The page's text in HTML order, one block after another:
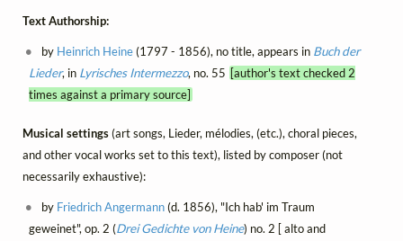
Text Authorship:
by Heinrich Heine(1797 - 1856), no title, appears in Buch der
Lieder, in Lyrisches Intermezzo, no. 55 [author's text checked 2
times against a primary source]
Musical settings(art songs, Lieder, mélodies, (etc.), choral pieces,
and other vocal works set to this text), listed by composer (not
necessarily exhaustive):
by Friedrich Angermann(d. 1856), "Ich hab' im Traum
geweinet", op. 2 (Drei Gedichte von Heine) no. 2 [ alto and